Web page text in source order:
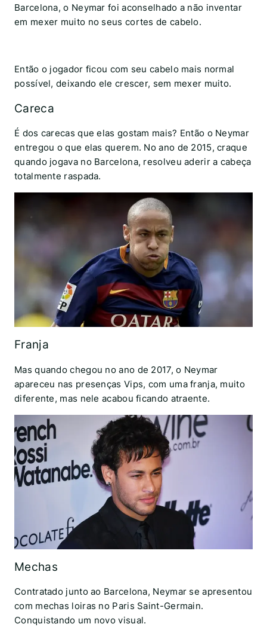
Barcelona, o Neymar foi aconselhado a não inventar
em mexer muito no seus cortes de cabelo.
Então o jogador ficou com seu cabelo mais normal
possível, deixando ele crescer, sem mexer muito.
Careca
É dos carecas que elas gostam mais? Então o Neymar
entregou o que elas querem. No ano de 2015, craque
quando jogava no Barcelona, resolveu aderir a cabeça
totalmente raspada.
Franja
Mas quando chegou no ano de 2017, o Neymar
apareceu nas presenças Vips, com uma franja, muito
diferente, mas nele acabou ficando atraente.
Mechas
Contratado junto ao Barcelona, Neymar se apresentou
com mechas loiras no Paris Saint-Germain.
Conquistando um novo visual.